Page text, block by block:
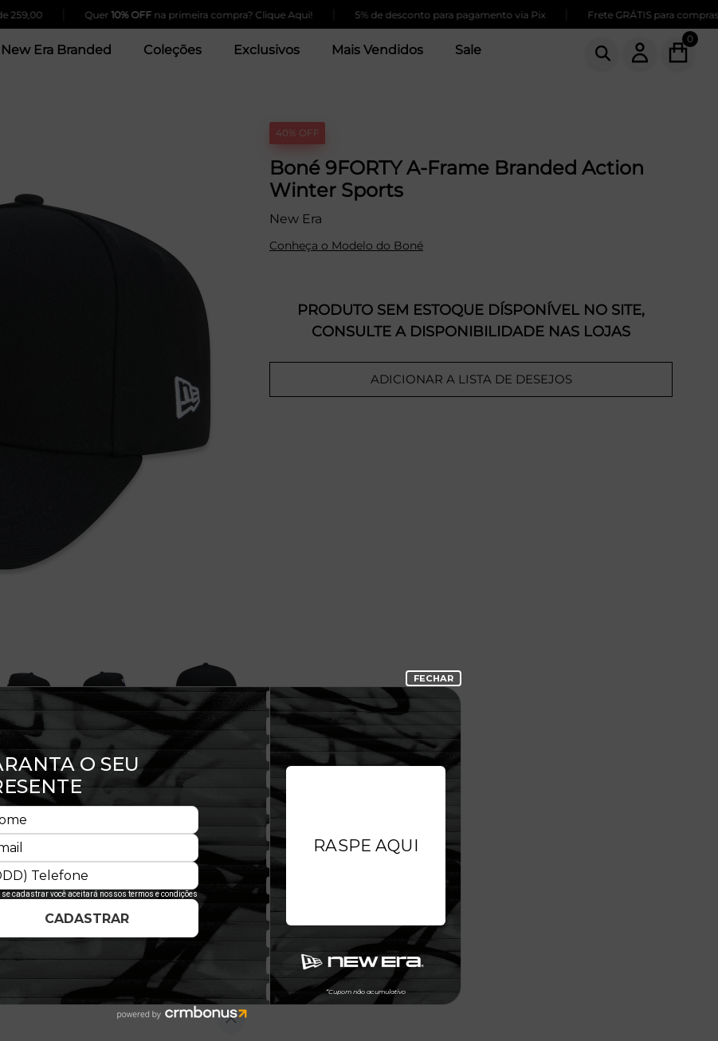
| 10% OFFna primeira compra? Clique Aqui! | 5% de desconto para pagamento via Pix | Frete GRÁTIS para compras
New Era Branded Coleções Exclusivos Mais Vendidos Sale
0
que protege o rosto dos
O diferencial fica por
que garante um encaixe
40% OFF
Boné 9FORTY A-Frame Branded Action
Winter Sports
New Era
Conheça o Modelo do Boné
PRODUTO SEM ESTOQUE DÍSPONÍVEL NO SITE,
CONSULTE A DISPONIBILIDADE NAS LOJAS
ADICIONAR A LISTA DE DESEJOS